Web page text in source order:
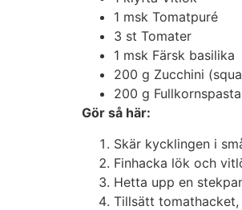
1 msk Tomatpuré
3 st Tomater
1 msk Färsk basilika
200 g Zucchini
200 g
Gör så här:
Skär kycklingen i
Finhacka lök och
Hetta upp en
Tillsätt